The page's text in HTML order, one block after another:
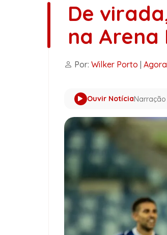
De
na Arena
Por: Wilker Porto
Ouvir Notícia